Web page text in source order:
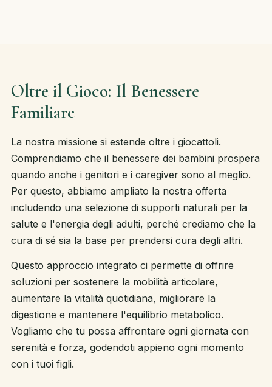
Oltre il Gioco: Il Benessere
Familiare
La nostra missione si estende oltre i giocattoli.
Comprendiamo che il benessere dei bambini prospera
quando anche i genitori e i caregiver sono al meglio.
Per questo, abbiamo ampliato la nostra offerta
includendo una selezione di supporti naturali per la
salute e l'energia degli adulti, perché crediamo che la
cura di sé sia la base per prendersi cura degli altri.
Questo approccio integrato ci permette di offrire
soluzioni per sostenere la mobilità articolare,
aumentare la vitalità quotidiana, migliorare la
digestione e mantenere l'equilibrio metabolico.
Vogliamo che tu possa affrontare ogni giornata con
serenità e forza, godendoti appieno ogni momento
con i tuoi figli.